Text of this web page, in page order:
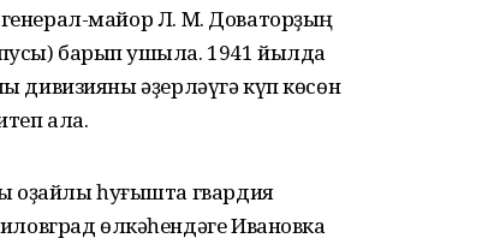
майор Л. М. Доваторҙың
барып ҡушыла. 1941 йылда
дивизияны әҙерләүгә күп көсөн
ала.
һуғышта гвардия
өлкәһендәге Ивановка